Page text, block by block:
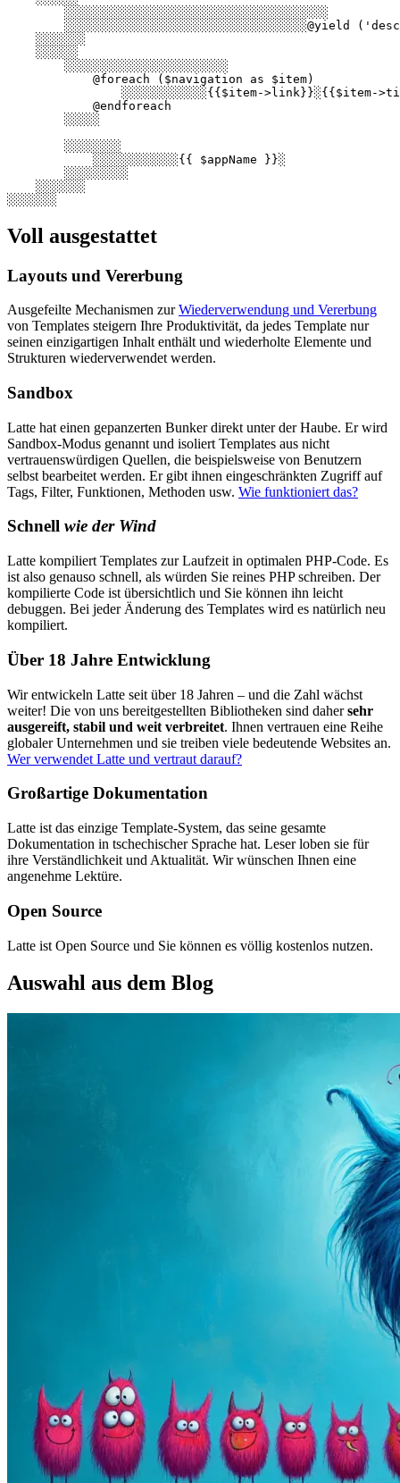
        ░░░░░░░░░░░░░░░░░░░░░░░░░░░░░░░░░░░░░
░░░░░░░░░░░░░░░░░░░░░░░░░░░░░░░░░░@yield
    ░░░░░░░
    ░░░░░░
        ░░░░░░░░░░░░░░░░░░░░░░░
            @foreach ($navigation as $item)
░░░░░░░░░░░░{{$item->link}}░{{$item-
            @endforeach
        ░░░░░
        ░░░░░░░░
            ░░░░░░░░░░░░{{ $appName }}░
        ░░░░░░░░░
    ░░░░░░░
Voll ausgestattet
Layouts und Vererbung
Ausgefeilte Mechanismen zurWiederverwendung und Vererbung
von Templates steigern Ihre Produktivität, da jedes Template nur
seinen einzigartigen Inhalt enthält und wiederholte Elemente und
Strukturen wiederverwendet werden.
Sandbox
Latte hat einen gepanzerten Bunker direkt unter der Haube. Er wird
Sandbox-Modus genannt und isoliert Templates aus nicht
vertrauenswürdigen Quellen, die beispielsweise von Benutzern
selbst bearbeitet werden. Er gibt ihnen eingeschränkten Zugriff auf
Tags, Filter, Funktionen, Methoden usw. Wie funktioniert das?
Schnell wie der Wind
Latte kompiliert Templates zur Laufzeit in optimalen PHP-Code. Es
ist also genauso schnell, als würden Sie reines PHP schreiben. Der
kompilierte Code ist übersichtlich und Sie können ihn leicht
debuggen. Bei jeder Änderung des Templates wird es natürlich neu
kompiliert.
Über 18 Jahre Entwicklung
Wir entwickeln Latte seit über 18 Jahren – und die Zahl wächst
weiter! Die von uns bereitgestellten Bibliotheken sind dahersehr
ausgereift, stabil und weit verbreitet. Ihnen vertrauen eine Reihe
globaler Unternehmen und sie treiben viele bedeutende Websites an.
Wer verwendet Latte und vertraut darauf?
Großartige Dokumentation
Latte ist das einzige Template-System, das seine gesamte
Dokumentation in tschechischer Sprache hat. Leser loben sie für
ihre Verständlichkeit und Aktualität. Wir wünschen Ihnen eine
angenehme Lektüre.
Open Source
Latte ist Open Source und Sie können es völlig kostenlos nutzen.
Auswahl aus dem Blog